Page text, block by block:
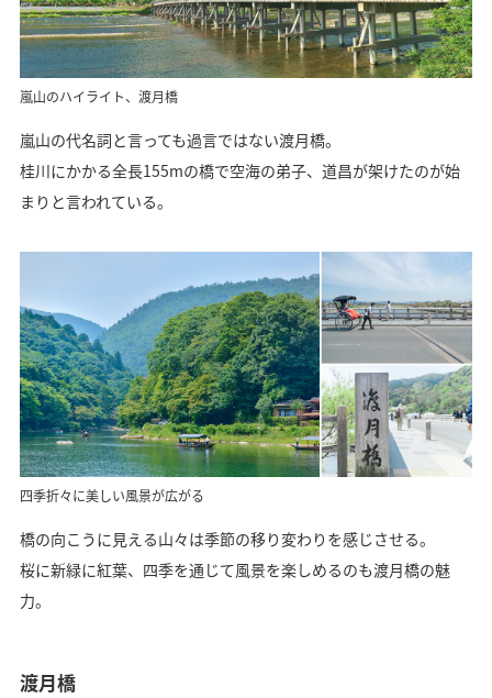
嵐山のハイライト、渡月橋
嵐山の代名詞と言っても過言ではない渡月橋。
桂川にかかる全長155mの橋で空海の弟子、道昌が架けたのが始
まりと言われている。
四季折々に美しい風景が広がる
橋の向こうに見える山々は季節の移り変わりを感じさせる。
桜に新緑に紅葉、四季を通じて風景を楽しめるのも渡月橋の魅
力。
渡月橋